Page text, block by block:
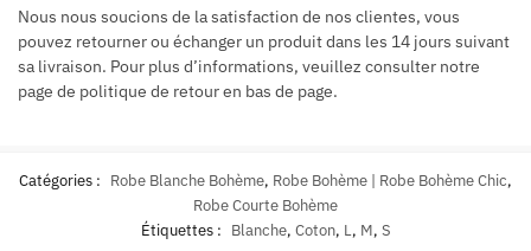
Nous nous soucions de la satisfaction de nos clientes, vous
pouvez retourner ou échanger un produit dans les 14 jours suivant
sa livraison. Pour plus d’informations, veuillez consulter notre
page de politique de retour en bas de page.
Catégories : Robe Blanche Bohème, Robe Bohème | Robe Bohème Chic,
Robe Courte Bohème
Étiquettes : Blanche, Coton, L, M, S